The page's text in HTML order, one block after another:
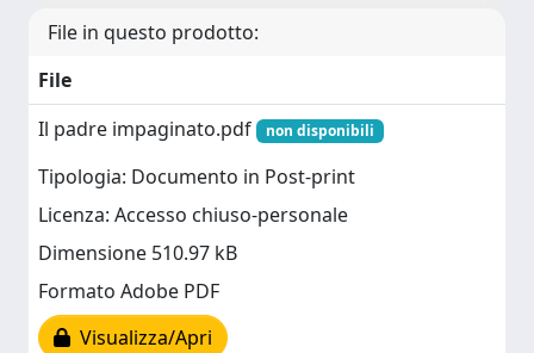
File in questo prodotto:
File
Il padre impaginato.pdf
non disponibili
Tipologia: Documento in Post-print
Licenza: Accesso chiuso-personale
Dimensione 510.97 kB
Formato Adobe PDF
Visualizza/Apri